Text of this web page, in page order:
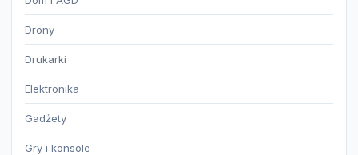
Drony
Drukarki
Elektronika
Gadżety
Gry i konsole